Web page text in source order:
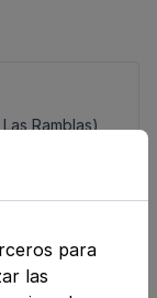
Ramblas),
para
las